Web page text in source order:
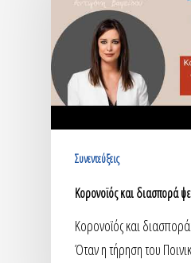
Συνεντεύξεις
Κορονοϊός και διασπορά
Κορονοϊός και
Όταν η τήρηση του